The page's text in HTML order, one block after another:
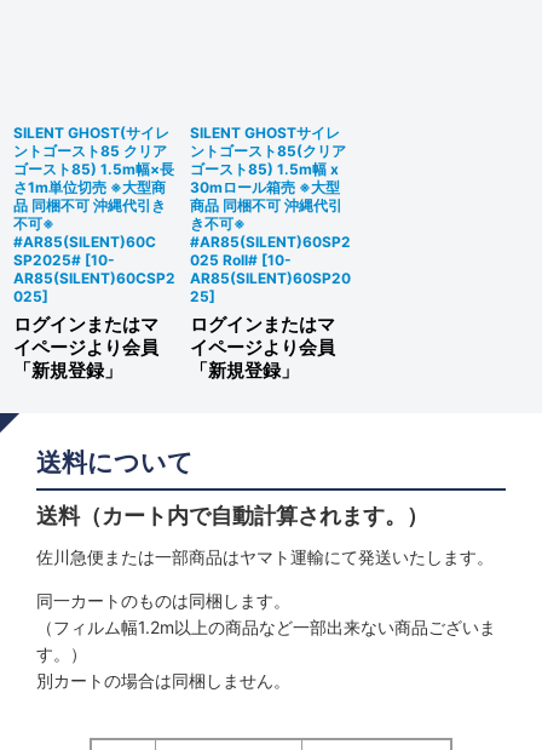
SILENT GHOST(サイレ
ントゴースト85 クリア
ゴースト85) 1.5m幅×長
さ1m単位切売 ※大型商
品 同梱不可 沖縄代引き
不可※
#AR85(SILENT)60C
SP2025# [10-
AR85(SILENT)60CSP2
025]
ログインまたはマ
イページより会員
「新規登録」
SILENT GHOSTサイレ
ントゴースト85(クリア
ゴースト85) 1.5m幅 x
30mロール箱売 ※大型
商品 同梱不可 沖縄代引
き不可※
#AR85(SILENT)60SP2
025 Roll# [10-
AR85(SILENT)60SP20
25]
ログインまたはマ
イページより会員
「新規登録」
送料について
送料（カート内で自動計算されます。）
佐川急便または一部商品はヤマト運輸にて発送いたします。
同一カートのものは同梱します。
（フィルム幅1.2m以上の商品など一部出来ない商品ございま
す。）
別カートの場合は同梱しません。